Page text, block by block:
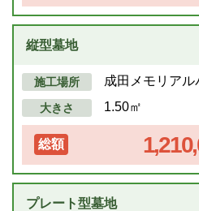
縦型墓地
施工場所 成田メモリア
大きさ 1.50㎡
総額
プレート型墓地